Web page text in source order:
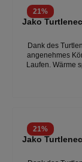
und somit
keine Nähte -
Deutsch-
21%
Jako
Dank des
angenehmes
Laufen. Wärme
Microfeine
21%
Jako